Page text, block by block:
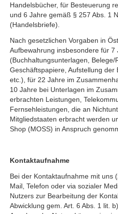
Handelsbücher, für Besteuerung
und 6 Jahre gemäß § 257 Abs. 1
(Handelsbriefe).
Nach gesetzlichen Vorgaben in
Aufbewahrung insbesondere für 7
(Buchhaltungsunterlagen,
Geschäftspapiere, Aufstellung der
etc.), für 22 Jahre im
10 Jahre bei Unterlagen im
erbrachten Leistungen,
Fernsehleistungen, die an
Mitgliedstaaten erbracht werden
Shop (MOSS) in Anspruch
Kontaktaufnahme
Bei der Kontaktaufnahme mit uns
Mail, Telefon oder via sozialer
Nutzers zur Bearbeitung der
Abwicklung gem. Art. 6 Abs. 1 lit.